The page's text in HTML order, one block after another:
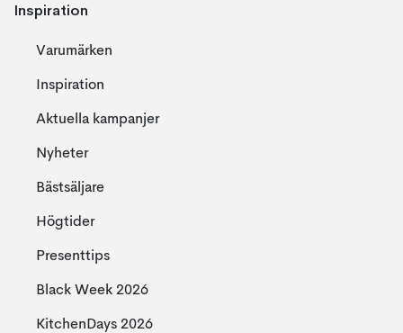
Inspiration
Varumärken
Inspiration
Aktuella kampanjer
Nyheter
Bästsäljare
Högtider
Presenttips
Black Week 2026
KitchenDays 2026